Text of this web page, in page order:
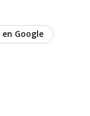
Google